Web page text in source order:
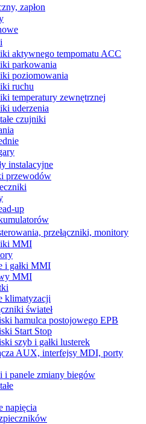
zapłon
aktywnego tempomatu ACC
parkowania
poziomowania
ruchu
temperatury zewnętrznej
uderzenia
czujniki
instalacyjne
przewodów
up
przełączniki, monitory
MMI
i gałki MMI
MMI
klimatyzacji
świateł
hamulca postojowego EPB
Start Stop
szyb i gałki lusterek
AUX, interfejsy MDI, porty
i panele zmiany biegów
napięcia